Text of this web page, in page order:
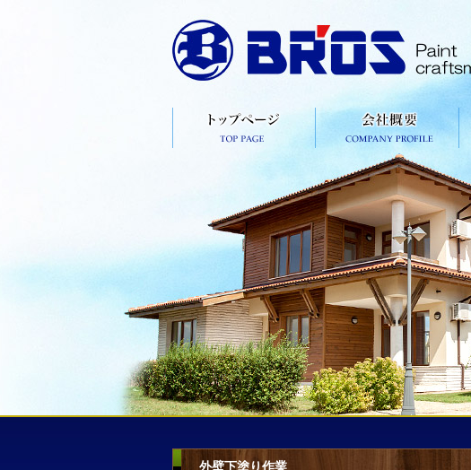
外壁下塗り作業